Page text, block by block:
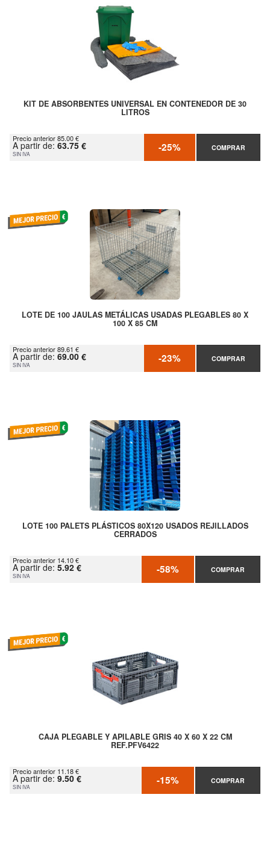
KIT DE ABSORBENTES UNIVERSAL EN CONTENEDOR DE 30
LITROS
Precio anterior 85.00 €
A partir de: 63.75 €
SIN IVA -25% COMPRAR
LOTE DE 100 JAULAS METÁLICAS USADAS PLEGABLES 80 X
100 X 85 CM
Precio anterior 89.61 €
A partir de: 69.00 €
SIN IVA -23% COMPRAR
LOTE 100 PALETS PLÁSTICOS 80X120 USADOS REJILLADOS
CERRADOS
Precio anterior 14.10 €
A partir de: 5.92 €
SIN IVA -58% COMPRAR
CAJA PLEGABLE Y APILABLE GRIS 40 X 60 X 22 CM
REF.PFV6422
Precio anterior 11.18 €
A partir de: 9.50 €
SIN IVA -15% COMPRAR